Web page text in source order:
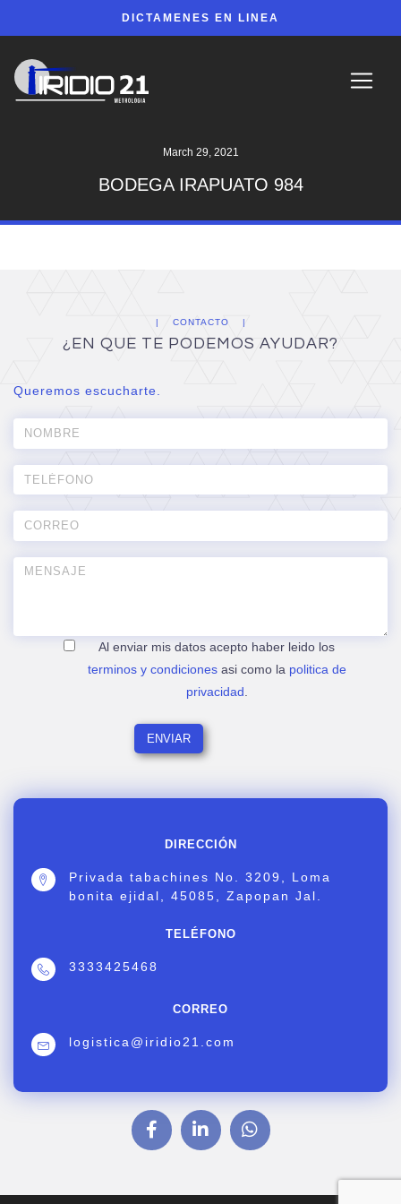
DICTAMENES EN LINEA
March 29, 2021
BODEGA IRAPUATO 984
DIRECCIÓN
Privada tabachines No. 3209, Loma
bonita ejidal, 45085, Zapopan Jal.
TELÉFONO
3333425468
CORREO
logistica@iridio21.com
CONTACTO
¿EN QUE TE PODEMOS AYUDAR?
Queremos escucharte.
Al enviar mis datos acepto haber leido los
terminos y condicionesasi como la politica de
privacidad